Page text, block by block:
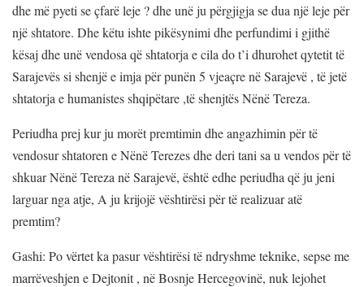
dhe më pyeti se çfarë leje ? dhe unë ju përgjigja se dua një leje për
një shtatore. Dhe këtu ishte pikësynimi dhe perfundimi i gjithë
kësaj dhe unë vendosa që shtatorja e cila do t’i dhurohet qytetit të
Sarajevës si shenjë e imja për punën 5 vjeaçre në Sarajevë , të jetë
shtatorja e humanistes shqipëtare ,të shenjtës Nënë Tereza.
Periudha prej kur ju morët premtimin dhe angazhimin për të
vendosur shtatoren e Nënë Terezes dhe deri tani sa u vendos për të
shkuar Nënë Tereza në Sarajevë, është edhe periudha që ju jeni
larguar nga atje, A ju krijojë vështirësi për të realizuar atë
premtim?
Gashi: Po vërtet ka pasur vështirësi të ndryshme teknike, sepse me
marrëveshjen e Dejtonit , në Bosnje Hercegovinë, nuk lejohet